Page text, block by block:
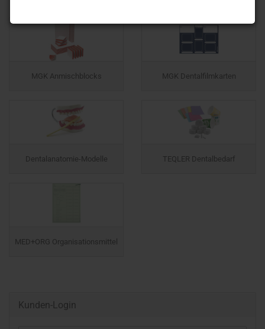
MGK Anmischblocks MGK Dentalfilmkarten
Dentalanatomie-Modelle TEQLER Dentalbedarf
MED+ORG Organisationsmittel
Kunden-Login